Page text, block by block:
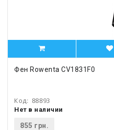
Фен Rowenta CV1831F0
Код: 88893
Нет в наличии
855 грн.